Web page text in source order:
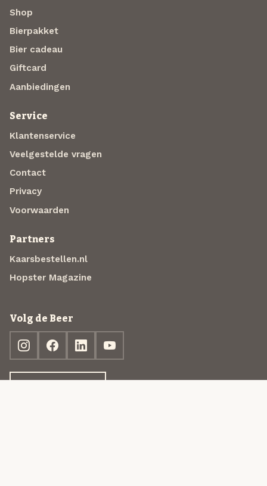
Shop
Bierpakket
Bier cadeau
Giftcard
Aanbiedingen
Service
Klantenservice
Veelgestelde vragen
Contact
Privacy
Voorwaarden
Partners
Kaarsbestellen.nl
Hopster Magazine
Volg de Beer